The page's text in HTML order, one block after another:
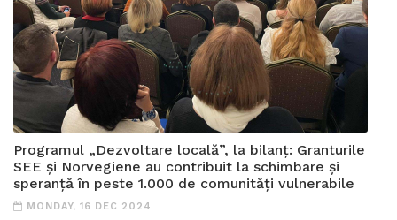
Programul „Dezvoltare locală”, la bilanț: Granturile
SEE și Norvegiene au contribuit la schimbare și
speranță în peste 1.000 de comunități vulnerabile
MONDAY, 16 DEC 2024